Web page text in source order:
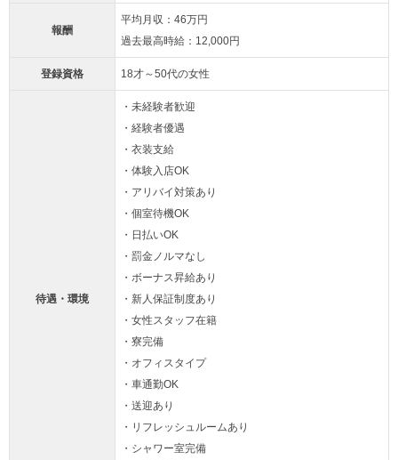
報酬
平均月収：46万円
過去最高時給：12,000円
登録資格 18才～50代の女性
待遇・環境
・未経験者歓迎
・経験者優遇
・衣装支給
・体験入店OK
・アリバイ対策あり
・個室待機OK
・日払いOK
・罰金ノルマなし
・ボーナス昇給あり
・新人保証制度あり
・女性スタッフ在籍
・寮完備
・オフィスタイプ
・車通勤OK
・送迎あり
・リフレッシュルームあり
・シャワー室完備